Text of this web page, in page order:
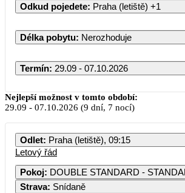
Odkud pojedete: Praha (letiště) +1
Délka pobytu: Nerozhoduje
Termín: 29.09 - 07.10.2026
Září 2026
PO ÚT ST ČT PÁ
39 279
7
Nejlepší možnost v tomto období:
29.09 - 07.10.2026 (9 dní, 7 nocí)
Odlet: Praha (letiště), 09:15
Letový řád
Pokoj: DOUBLE STANDARD -
Strava: Snídaně